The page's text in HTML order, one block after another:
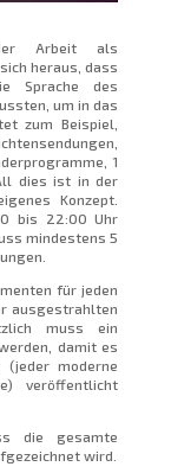
Arbeit als
heraus, dass
Sprache des
um in das
zum Beispiel,
1
dies ist in der
Konzept.
bis 22:00 Uhr
mindestens 5
für jeden
ausgestrahlten
muss ein
damit es
moderne
veröffentlicht
die gesamte
wird.